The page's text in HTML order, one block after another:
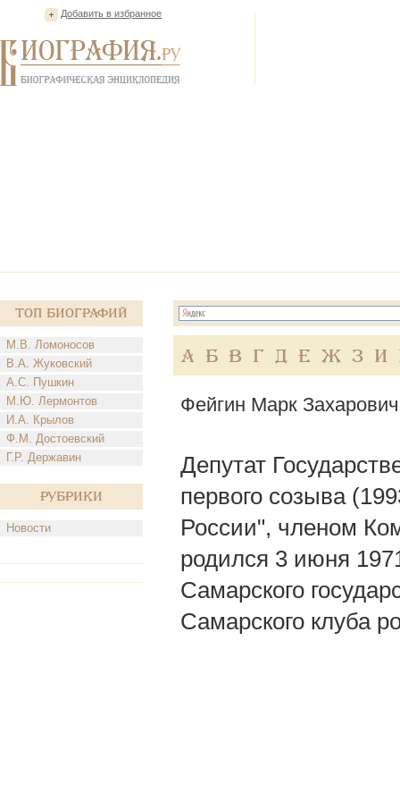
Добавить в избранное
Топ Биографий
М.В. Ломоносов
В.А. Жуковский
А.С. Пушкин
М.Ю. Лермонтов
И.А. Крылов
Ф.М. Достоевский
Г.Р. Державин
Рубрики
Новости
А Б В Г Д Е Ж З И
Фейгин Марк Захарович
Депутат
первого созыва
России", членом
родился 3 июня
Самарского
Самарского клуба